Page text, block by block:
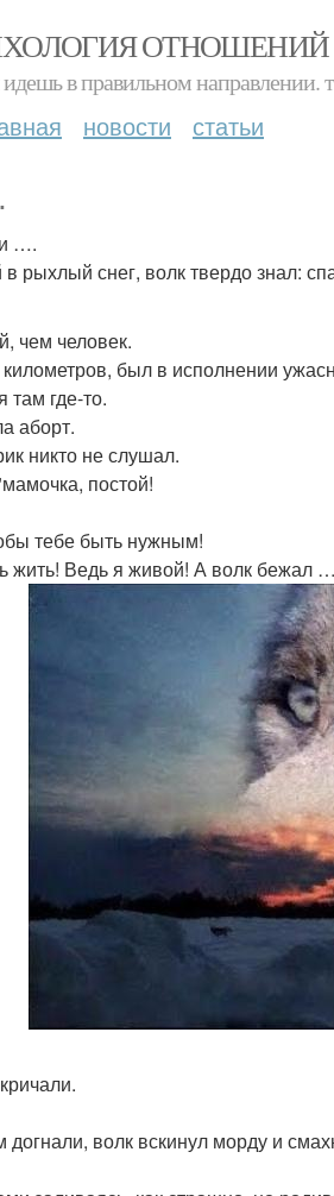
ОТНОШЕНИЙ
идешь в правильном направлении.
новости статьи
….
рыхлый снег, волк твердо знал:
чем человек.
километров, был в исполнении
там где-то.
аборт.
никто не слушал.
постой!
тебе быть нужным!
жить! Ведь я живой! А волк бежал
догнали, волк вскинул морду и